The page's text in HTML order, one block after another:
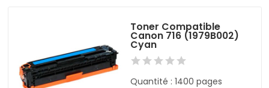
Toner Compatible
Canon 716 (1979B002)
Cyan
Quantité : 1400 pages